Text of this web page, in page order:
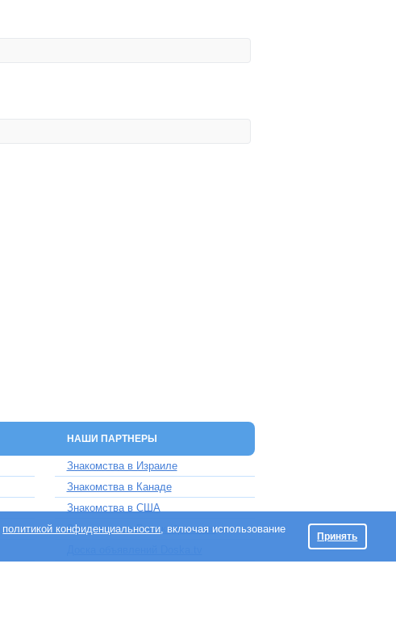
НАШИ ПАРТНЕРЫ
Знакомства в Израиле
Знакомства в Канаде
Знакомства в США
Знакомства в Великобритании
политикой конфиденциальности, включая использование
Принять